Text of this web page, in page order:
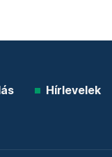
Hírlevelek